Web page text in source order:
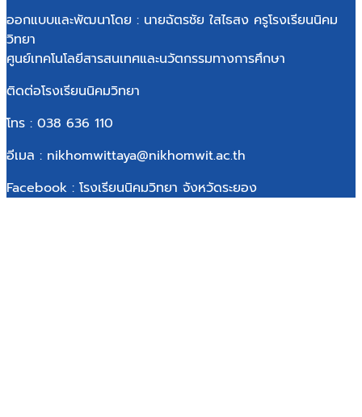
ออกแบบและพัฒนาโดย : นายฉัตรชัย ใสไธสง ครูโรงเรียนนิคม
วิทยา
ศูนย์เทคโนโลยีสารสนเทศและนวัตกรรมทางการศึกษา
ติดต่อโรงเรียนนิคมวิทยา
โทร : 038 636 110
อีเมล : nikhomwittaya@nikhomwit.ac.th
Facebook : โรงเรียนนิคมวิทยา จังหวัดระยอง